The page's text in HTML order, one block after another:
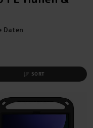
Daten
SORT